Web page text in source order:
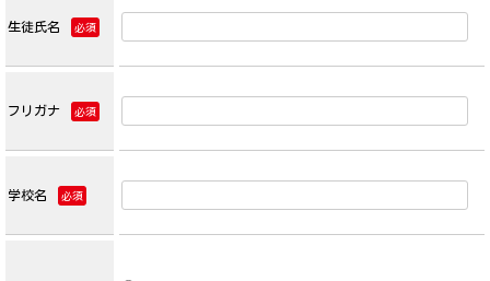
生徒氏名 必須
フリガナ 必須
学校名 必須